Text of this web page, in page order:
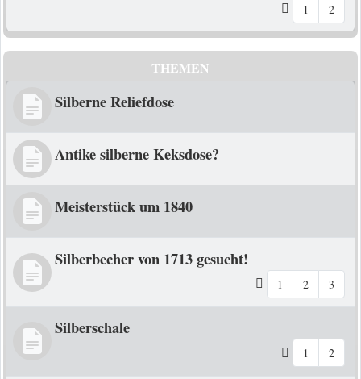
1 2
THEMEN
Silberne Reliefdose
Antike silberne Keksdose?
Meisterstück um 1840
Silberbecher von 1713 gesucht!
1 2 3
Silberschale
1 2